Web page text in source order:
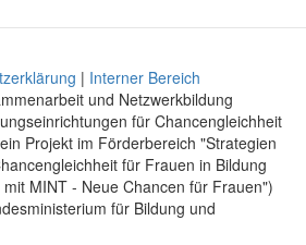
| Interner Bereich
und Netzwerkbildung
für Chancengleichheit
Projekt im Förderbereich "Strategien
für Frauen in Bildung
MINT - Neue Chancen für Frauen")
für Bildung und